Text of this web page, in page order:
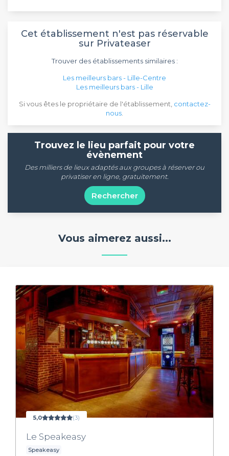
Cet établissement n'est pas réservable
sur Privateaser
Trouver des établissements similaires :
Les meilleurs bars - Lille-Centre
Les meilleurs bars - Lille
Si vous êtes le propriétaire de l'établissement, contactez-
nous
Trouvez le lieu parfait pour votre
évènement
Des milliers de lieux adaptés aux groupes à réserver ou
privatiser en ligne, gratuitement.
Rechercher
Vous aimerez aussi...
5,0 (3)
Le Speakeasy
Speakeasy